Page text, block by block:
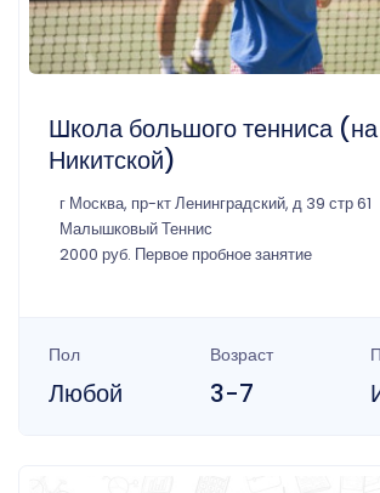
Школа большого тенниса
Никитской)
г Москва, пр-кт Ленинградский, д 39 стр 61
Малышковый Теннис
2000 руб. Первое пробное занятие
Пол
Любой
Возраст
3-7